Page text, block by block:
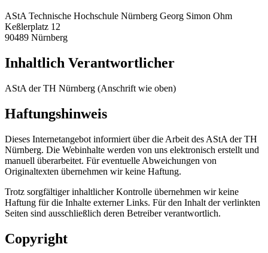
AStA Technische Hochschule Nürnberg Georg Simon Ohm
Keßlerplatz 12
90489 Nürnberg
Inhaltlich Verantwortlicher
AStA der TH Nürnberg (Anschrift wie oben)
Haftungshinweis
Dieses Internetangebot informiert über die Arbeit des AStA der TH
Nürnberg. Die Webinhalte werden von uns elektronisch erstellt und
manuell überarbeitet. Für eventuelle Abweichungen von
Originaltexten übernehmen wir keine Haftung.
Trotz sorgfältiger inhaltlicher Kontrolle übernehmen wir keine
Haftung für die Inhalte externer Links. Für den Inhalt der verlinkten
Seiten sind ausschließlich deren Betreiber verantwortlich.
Copyright